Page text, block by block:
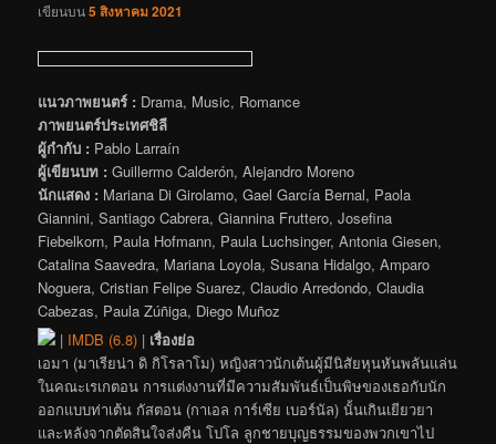
เขียนบน5 สิงหาคม 2021
แนวภาพยนตร์ : Drama, Music, Romance
ภาพยนตร์ประเทศชิลี
ผู้กำกับ : Pablo Larraín
ผู้เขียนบท : Guillermo Calderón, Alejandro Moreno
นักแสดง : Mariana Di Girolamo, Gael García Bernal, Paola
Giannini, Santiago Cabrera, Giannina Fruttero, Josefina
Fiebelkorn, Paula Hofmann, Paula Luchsinger, Antonia Giesen,
Catalina Saavedra, Mariana Loyola, Susana Hidalgo, Amparo
Noguera, Cristian Felipe Suarez, Claudio Arredondo, Claudia
Cabezas, Paula Zúñiga, Diego Muñoz
| IMDB (6.8) | เรื่องย่อ
เอมา (มาเรียน่า ดิ กิโรลาโม) หญิงสาวนักเต้นผู้มีนิสัยหุนหันพลันแล่น
ในคณะเรเกตอน การแต่งงานที่มีความสัมพันธ์เป็นพิษของเธอกับนัก
ออกแบบท่าเต้น กัสตอน (กาเอล การ์เซีย เบอร์นัล) นั้นเกินเยียวยา
และหลังจากตัดสินใจส่งคืน โปโล ลูกชายบุญธรรมของพวกเขาไป